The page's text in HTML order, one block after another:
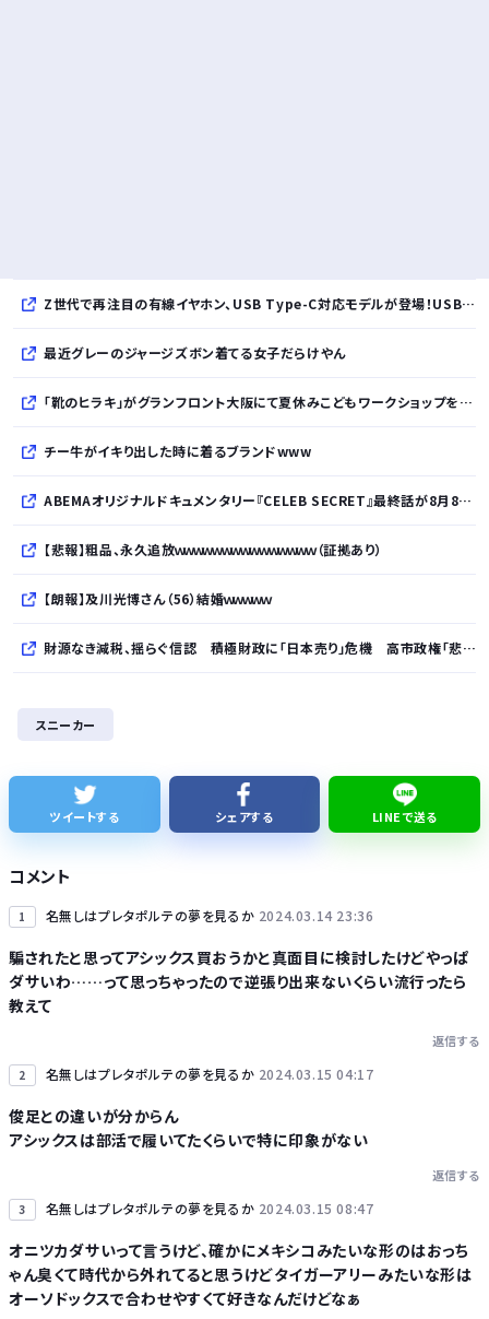
Z世代で再注目の有線イヤホン、USB Type-C対応モデルが登場！USB-A変換アダプター付属で幅広いデバイスに対応
最近グレーのジャージズボン着てる女子だらけやん
「靴のヒラキ」がグランフロント大阪にて夏休みこどもワークショップを開催！親子で楽しむ靴デコレーション体験や足の計測会
チー牛がイキり出した時に着るブランドwww
ABEMAオリジナルドキュメンタリー『CELEB SECRET』最終話が8月8日放送、MC指原莉乃、満島真之介らがコメント
【悲報】粗品、永久追放ｗｗｗｗｗｗｗｗｗｗｗｗｗｗｗ（証拠あり）
【朗報】及川光博さん（56）結婚ｗｗｗｗｗ
財源なき減税、揺らぐ信認 積極財政に「日本売り」危機 高市政権「悲願」に固執
琵琶湖三市同時花火大会、開催中止を発表 場所時刻不明・許可なし・交通整理なし・市が関与否定
Powered by livedoor 相互RSS
スニーカー
ツイートする シェアする LINEで送る
コメント
1 名無しはプレタポルテの夢を見るか 2024.03.14 23:36
騙されたと思ってアシックス買おうかと真面目に検討したけどやっぱ
ダサいわ……って思っちゃったので逆張り出来ないくらい流行ったら
教えて
返信する
2 名無しはプレタポルテの夢を見るか 2024.03.15 04:17
俊足との違いが分からん
アシックスは部活で履いてたくらいで特に印象がない
返信する
3 名無しはプレタポルテの夢を見るか 2024.03.15 08:47
オニツカダサいって言うけど、確かにメキシコみたいな形のはおっち
ゃん臭くて時代から外れてると思うけどタイガーアリーみたいな形は
オーソドックスで合わせやすくて好きなんだけどなぁ